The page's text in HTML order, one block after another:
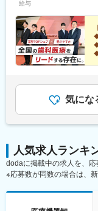
給与
気にな
人気求人ランキ
dodaに掲載中の求人を、応
※応募数が同数の場合は、